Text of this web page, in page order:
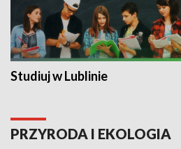
Studiuj w Lublinie
PRZYRODA I EKOLOGIA